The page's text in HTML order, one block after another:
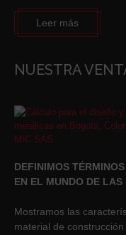
Leer más
NUESTRA
DEFINIMOS
EN EL MUNDO DE
Mostramos las
material de